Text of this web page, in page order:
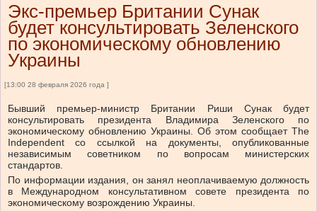
Экс-премьер Британии Сунак
будет консультировать Зеленского
по экономическому обновлению
Украины
[13:00 28 февраля 2026 года ]
Бывший премьер-министр Британии Риши Сунак будет
консультировать президента Владимира Зеленского по
экономическому обновлению Украины. Об этом сообщает The
Independent со ссылкой на документы, опубликованные
независимым советником по вопросам министерских
стандартов.
По информации издания, он занял неоплачиваемую должность
в Международном консультативном совете президента по
экономическому возрождению Украины.